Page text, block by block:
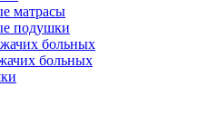
матрасы
подушки
больных
больных